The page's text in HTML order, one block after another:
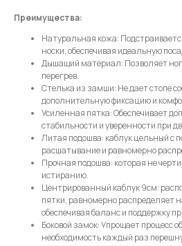
Телефон
Отправить
Нажимая на кнопку, вы даете
персональных данных согласно
Преимущества:
Натуральная кожа:
носки, обеспечивая идеальную
Дышащий материал: Позволяет
перегрев.
Стелька из замши: Не дает стопе
дополнительную фиксацию и
Усиленная пятка: Обеспечивает
стабильности и уверенности при
Литая подошва: каблук цельный с
расшатывание и равномерно
Прочная подошва: которая не
истиранию.
Центрированный каблук 9см:
пятки, равномерно распределяет
обеспечивая баланс и поддержку
Боковой замок: Упрощает процесс
необходимость каждый раз